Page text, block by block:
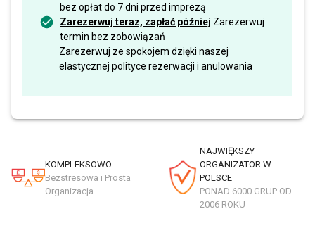
bez opłat do 7 dni przed imprezą
Zarezerwuj teraz, zapłać później Zarezerwuj
termin bez zobowiązań
Zarezerwuj ze spokojem dzięki naszej
elastycznej polityce rezerwacji i anulowania
KOMPLEKSOWO
Bezstresowa i Prosta
Organizacja
NAJWIĘKSZY
ORGANIZATOR W
POLSCE
PONAD 6000 GRUP OD
2006 ROKU